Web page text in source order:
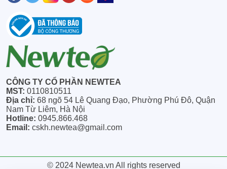
CÔNG TY CỔ PHẦN NEWTEA
MST: 0110810511
Địa chỉ: 68 ngõ 54 Lê Quang Đạo, Phường Phú Đô, Quận
Nam Từ Liêm, Hà Nội
Hotline: 0945.866.468
Email: cskh.newtea@gmail.com
© 2024 Newtea.vn All rights reserved